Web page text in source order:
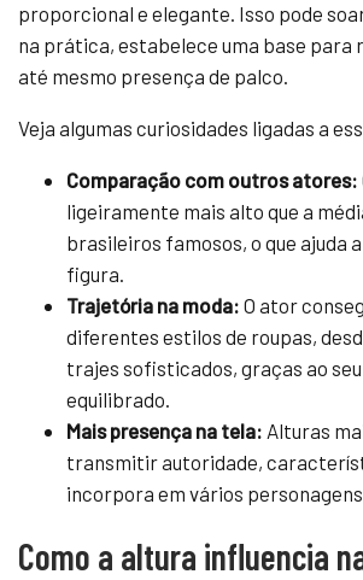
proporcional e elegante. Isso pode
na prática, estabelece uma base para
até mesmo presença de palco.
Veja algumas curiosidades ligadas a
Comparação com outros atores:
ligeiramente mais alto que a
brasileiros famosos, o que ajuda
figura.
Trajetória na moda: O ator
diferentes estilos de roupas,
trajes sofisticados, graças ao
equilibrado.
Mais presença na tela: Alturas
transmitir autoridade,
incorpora em vários
Como a altura influencia